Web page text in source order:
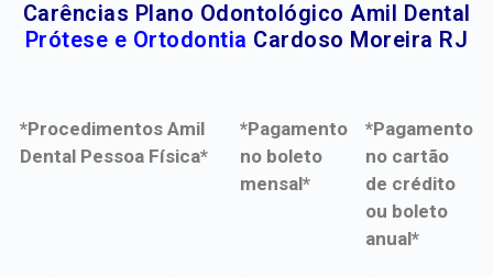
Carências Plano Odontológico Amil Dental
Prótese e Ortodontia Cardoso Moreira RJ
*Procedimentos Amil
Dental Pessoa Física*
*Pagamento
no boleto
mensal*
*Pagamento
no cartão
de crédito
ou boleto
anual*